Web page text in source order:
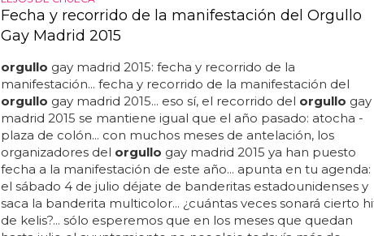
LEJOS DE CHUECA
Fecha y recorrido de la manifestación del Orgullo
orgullogay madrid 2015: fecha y recorrido de la
manifestación... fecha y recorrido de la manifestación del
orgullo gay madrid 2015... eso sí, el recorrido delorgullogay
madrid 2015 se mantiene igual que el año pasado: atocha -
plaza de colón... con muchos meses de antelación, los
organizadores delorgullogay madrid 2015 ya han puesto
fecha a la manifestación de este año... apunta en tu agenda:
el sábado 4 de julio déjate de banderitas estadounidenses y
saca la banderita multicolor... ¿cuántas veces sonará cierto hit